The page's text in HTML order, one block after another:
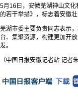
5月16日，安徽芜湖神山文
的若干举措》，标志着安徽
芜湖市委主要负责同志表示
台、集聚资源，构建更加开
发。
（中国日报安徽记者站 记者